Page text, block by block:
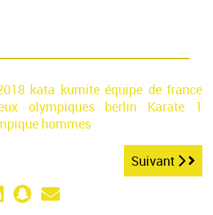
kata kumiteéquipe de france
olympiques berlin Karate 1
hommes
Suivant
Snapchat
Email